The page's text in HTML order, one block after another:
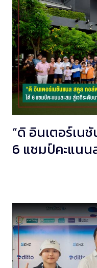
“ดิ อินเตอร์เน
6 แชมป์คะแนน